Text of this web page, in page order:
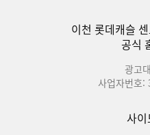
이천 롯데캐슬
공식
광고
사업자번호
사이